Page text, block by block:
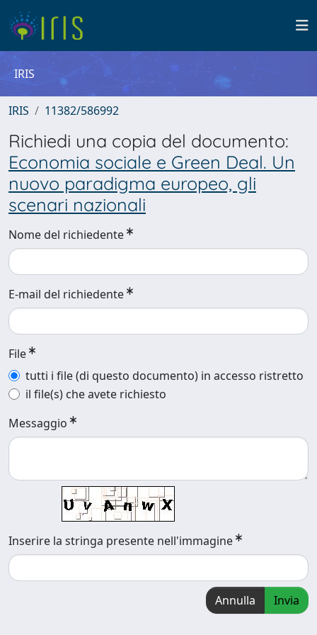
IRIS
IRIS 11382/586992
Richiedi una copia del documento:
Economia sociale e Green Deal. Un
nuovo paradigma europeo, gli
scenari nazionali
Nome del richiedente
E-mail del richiedente
File
tutti i file (di questo documento) in accesso ristretto
il file(s) che avete richiesto
Messaggio
Inserire la stringa presente nell'immagine
Annulla Invia